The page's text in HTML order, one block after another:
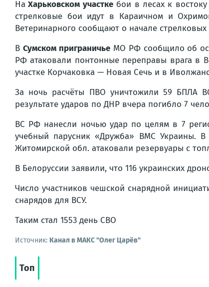
На Харьковском участкебои в лесах к
стрелковые бои идут в Караичном и
Ветеринарного сообщают о начале
В Сумском приграничьеМО РФ сообщило об
РФ атаковали понтонные переправы врага в
участке Корчаковка — Новая Сечь и в
За ночь расчёты ПВО уничтожили 59 БПЛА
результате ударов по ДНР вчера погибло 7
ВС РФ нанесли ночью удар по целям в 7
учебный парусник «Дружба» ВМС Украины.
Житомирской обл. атаковали резервуары с
В Белоруссии заявили, что 116 украинских
Число участников чешской снарядной
снарядов для ВСУ.
Таким стал 1553 день СВО
Источник: Канал в МАКС "Олег Царёв"
Топ